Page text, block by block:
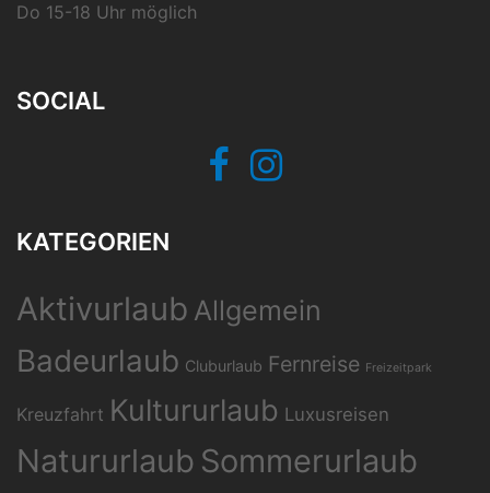
Do 15-18 Uhr möglich
SOCIAL
FacebookInstagram
KATEGORIEN
Aktivurlaub Allgemein
Badeurlaub Cluburlaub Fernreise Freizeitpark
Kreuzfahrt Kultururlaub Luxusreisen
Natururlaub Sommerurlaub